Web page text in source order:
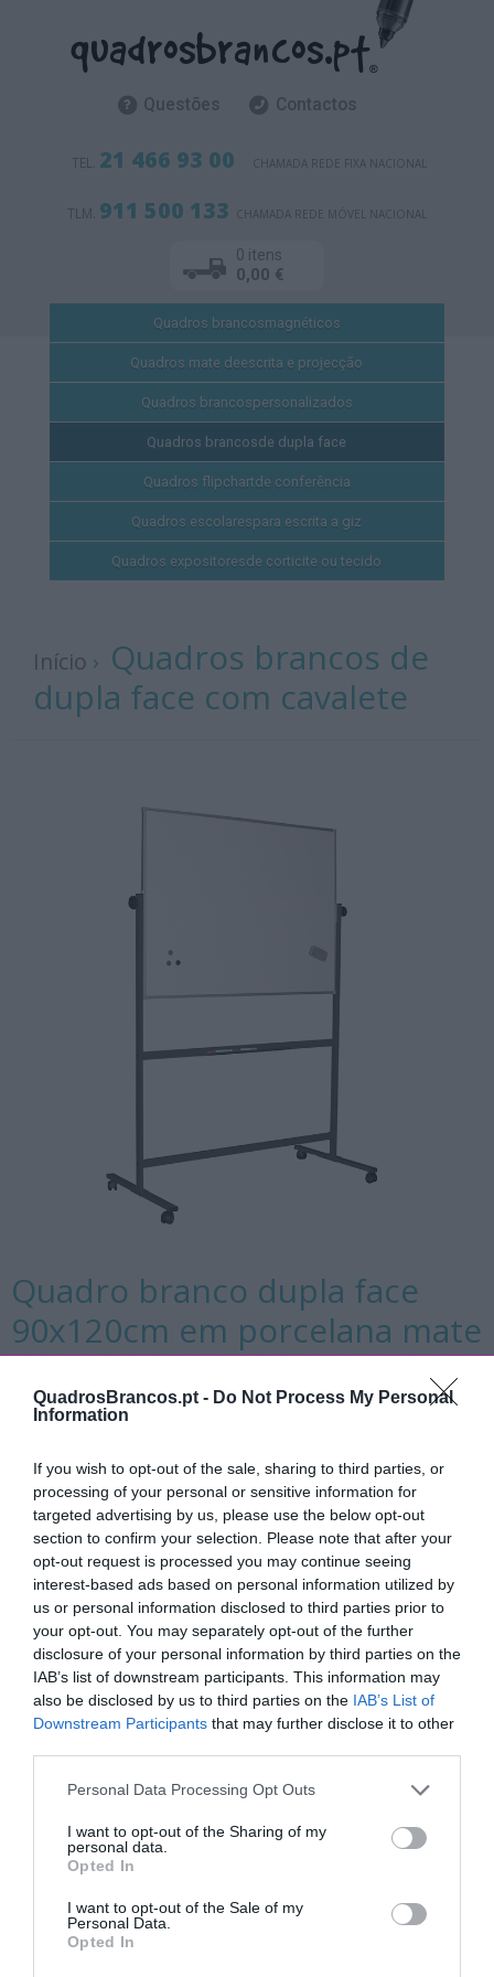
QuadrosBrancos.pt - Do Not Process My Personal
Information
If you wish to opt-out of the sale, sharing to third parties, or
processing of your personal or sensitive information for
targeted advertising by us, please use the below opt-out
section to confirm your selection. Please note that after your
opt-out request is processed you may continue seeing
interest-based ads based on personal information utilized by
us or personal information disclosed to third parties prior to
your opt-out. You may separately opt-out of the further
disclosure of your personal information by third parties on the
IAB’s list of downstream participants. This information may
also be disclosed by us to third parties on the IAB’s List of
Downstream Participants that may further disclose it to other
Personal Data Processing Opt Outs
I want to opt-out of the Sharing of my
personal data.
Opted In
I want to opt-out of the Sale of my
Personal Data.
Opted In
Questões Contactos
TEL. 21 466 93 00 CHAMADA REDE FIXA NACIONAL
TLM. 911 500 133 CHAMADA REDE MÓVEL NACIONAL
0 itens
0,00 €
Quadros brancosmagnéticos
Quadros mate deescrita e projecção
Quadros brancospersonalizados
Quadros brancosde dupla face
Quadros flipchartde conferência
Quadros escolarespara escrita a giz
Quadros expositoresde corticite ou tecido
Início › Quadros brancos de
dupla face com cavalete
Quadro branco dupla face
90x120cm em porcelana mate
em cavalete rotativo
Quadro branco escolar magnético com
em porcelana mate, com suporte rotativo com rodas.
Tamanho Material
Opcionais
4 marcadores e apagador
porta marcadores magnét.
10 magnetos 25mm
Quadro dupla-face em Porcelana Mate com 90x120cm + Cavalete
302,60 € com IVA. Acrescem custos de entrega que podem ser simulados
clicando em "Comprar" e escolhendo a zona no carrinho de compras.